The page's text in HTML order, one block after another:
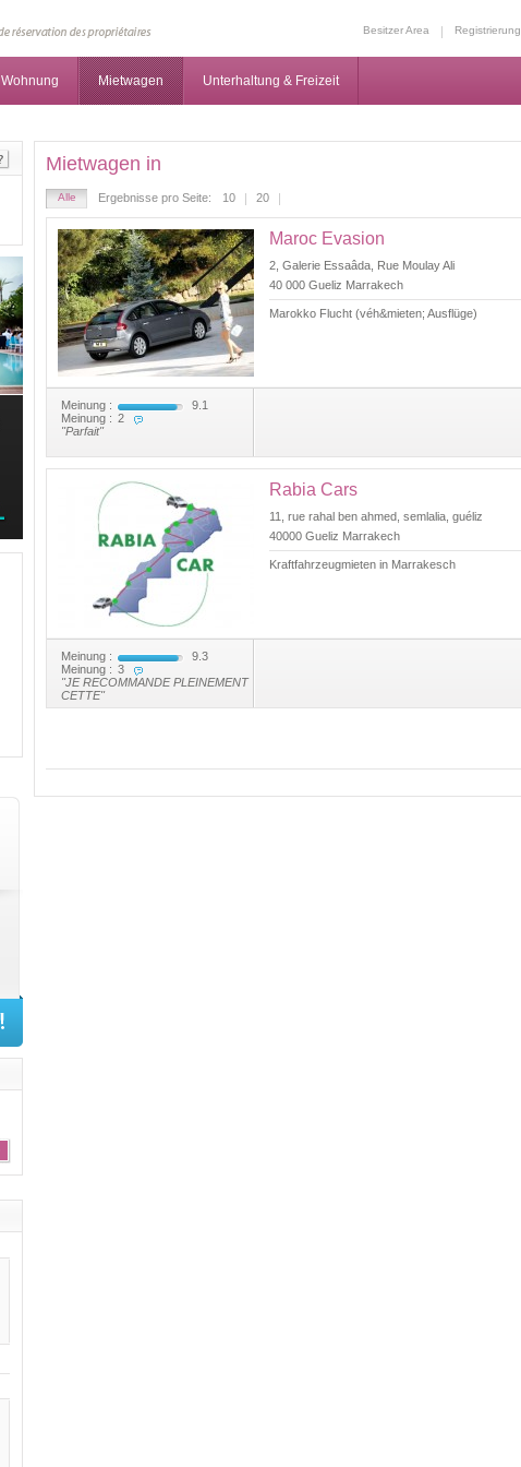
Besitzer Area Registrierung
Wohnung Mietwagen Unterhaltung & Freizeit
Mietwagen in
Alle Ergebnisse pro Seite: 10 20
Maroc Evasion
2, Galerie Essaâda, Rue Moulay Ali
40 000 Gueliz Marrakech
Marokko Flucht (véh&mieten; Ausflüge)
Meinung :
9.1
Meinung : 2
"Parfait"
Rabia Cars
11, rue rahal ben ahmed, semlalia, guéliz
40000 Gueliz Marrakech
Kraftfahrzeugmieten in Marrakesch
Meinung :
9.3
Meinung : 3
"JE RECOMMANDE PLEINEMENT
CETTE"